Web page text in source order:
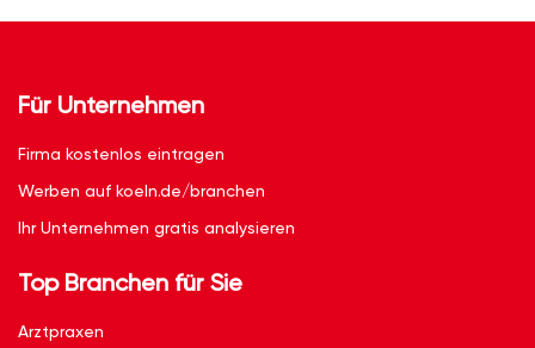
Für Unternehmen
Firma kostenlos eintragen
Werben auf koeln.de/branchen
Ihr Unternehmen gratis analysieren
Top Branchen für Sie
Arztpraxen